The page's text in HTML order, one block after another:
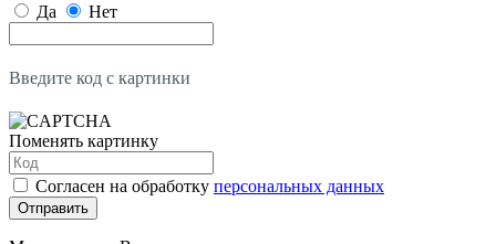
Да Нет
Введите код с картинки
Поменять картинку
Согласен на обработку персональных данных
Отправить